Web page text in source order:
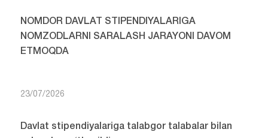
NOMDOR DAVLAT STIPENDIYALARIGA
NOMZODLARNI SARALASH JARAYONI DAVOM
ETMOQDA
23/07/2026
Davlat stipendiyalariga talabgor talabalar bilan